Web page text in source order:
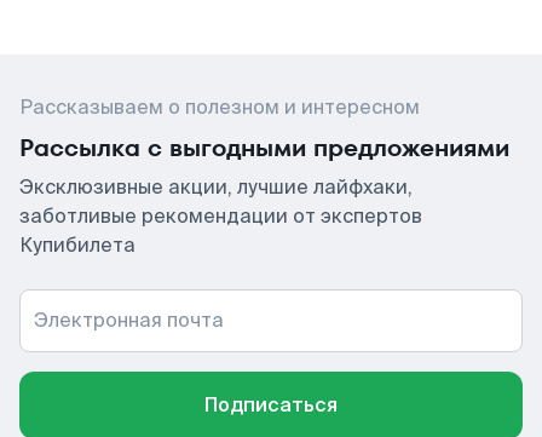
Рассказываем о полезном и интересном
Рассылка с выгодными предложениями
Эксклюзивные акции, лучшие лайфхаки,
заботливые рекомендации от экспертов
Купибилета
Электронная почта
Подписаться